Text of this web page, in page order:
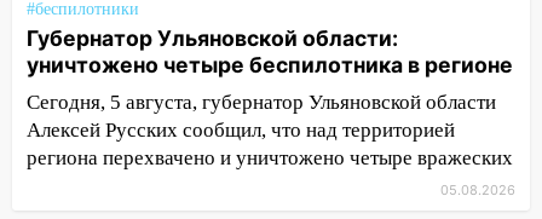
15:32 На «кольце» кроссовер сбил 18-
летнего мопедиста
15:00 В Ульяновске после тройного ДТП
госпитализировали 25-летнего байкера
14:32 На Ульяновскую область
#беспилотники
Губернатор Ульяновской области:
уничтожено четыре беспилотника в регионе
Сегодня, 5 августа, губернатор Ульяновской области
Алексей Русских сообщил, что над территорией
региона перехвачено и уничтожено четыре вражеских
05.08.2026